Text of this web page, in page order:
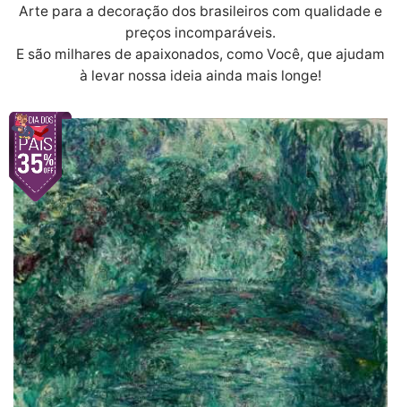
Arte para a decoração dos brasileiros com qualidade e
preços incomparáveis.
E são milhares de apaixonados, como Você, que ajudam
à levar nossa ideia ainda mais longe!